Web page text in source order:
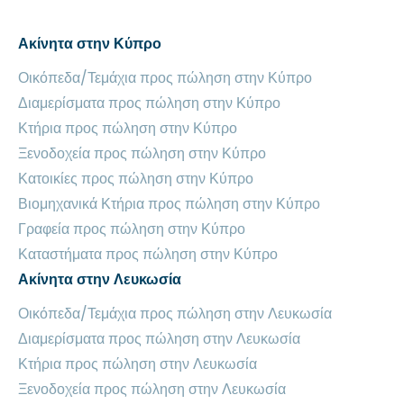
Ακίνητα στην Κύπρο
Οικόπεδα/Τεμάχια προς πώληση στην Κύπρο
Διαμερίσματα προς πώληση στην Κύπρο
Κτήρια προς πώληση στην Κύπρο
Ξενοδοχεία προς πώληση στην Κύπρο
Κατοικίες προς πώληση στην Κύπρο
Βιομηχανικά Κτήρια προς πώληση στην Κύπρο
Γραφεία προς πώληση στην Κύπρο
Καταστήματα προς πώληση στην Κύπρο
Ακίνητα στην Λευκωσία
Οικόπεδα/Τεμάχια προς πώληση στην Λευκωσία
Διαμερίσματα προς πώληση στην Λευκωσία
Κτήρια προς πώληση στην Λευκωσία
Ξενοδοχεία προς πώληση στην Λευκωσία